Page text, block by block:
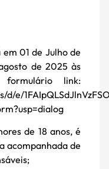
01 de Julho de
de 2025 às
formulário link:
e/
de 18 anos, é
acompanhada de